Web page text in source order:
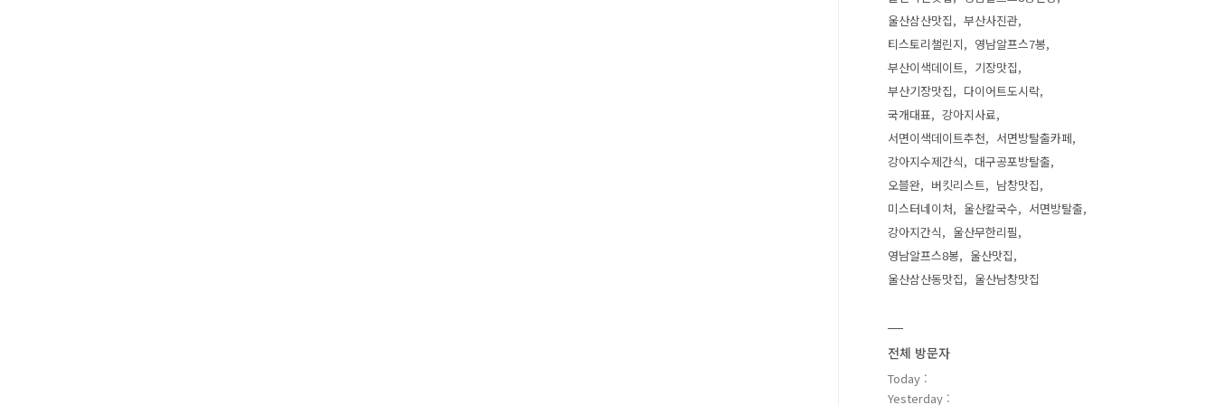
울산삼산맛집
부산사진관
티스토리챌린지
영남알프스7봉
부산이색데이트
기장맛집
부산기장맛집
다이어트도시락
국개대표
강아지사료
서면이색데이트추천
서면방탈출카페
강아지수제간식
대구공포방탈출
오블완
버킷리스트
남창맛집
미스터네이처
울산칼국수
서면방탈출
강아지간식
울산무한리필
영남알프스8봉
울산맛집
울산삼산동맛집
울산남창맛집
전체 방문자
Today :
Yesterday :